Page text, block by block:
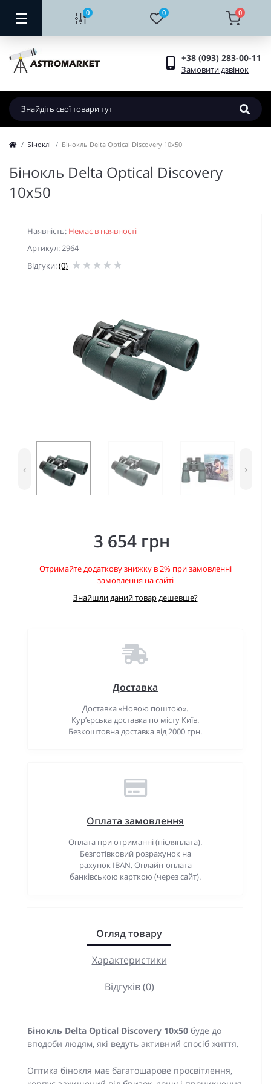
0 0 0
+38 (093) 283-00-11
Замовити дзвінок
Біноклі Бінокль Delta Optical Discovery 10x50
Бінокль Delta Optical Discovery
10x50
Наявність: Немає в наявності
Артикул: 2964
Відгуки:(0)
‹ ›
3 654 грн
Отримайте додаткову знижку в 2% при замовленні
замовлення на сайті
Знайшли даний товар дешевше?
Доставка
Доставка «Новою поштою».
Кур’єрська доставка по місту Київ.
Безкоштовна доставка від 2000 грн.
Оплата замовлення
Оплата при отриманні (післяплата).
Безготівковий розрахунок на
рахунок IBAN. Онлайн-оплата
банківською карткою (через сайт).
Огляд товару
Характеристики
Відгуків (0)
Бінокль Delta Optical Discovery 10x50 буде до
вподоби людям, які ведуть активний спосіб життя.
Оптика бінокля має багатошарове просвітлення,